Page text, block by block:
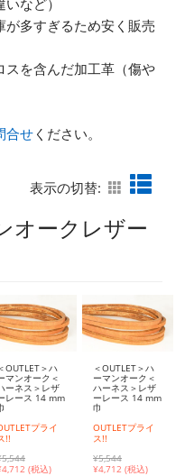
など）
が多すぎるため安く販売
スを含んだ加工革（傷や
合せ ください。
表示の切替:
オークレザー
OUTLET＞ハ
マンオーク＜
ーネス＞レザ
レース 14 mm
プライ
!!
4,712 (税込)
＜OUTLET＞ハ
ーマンオーク＜
ハーネス＞レザ
ーレース 14 mm
巾
OUTLETプライ
ス!!
¥5,544
¥4,712 (税込)